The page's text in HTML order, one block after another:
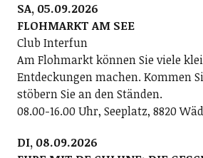
SA, 05.09.2026
FLOHMARKT AM SEE
Club Interfun
Am Flohmarkt können Sie viele
Entdeckungen machen. Kommen
stöbern Sie an den Ständen.
08.00-16.00 Uhr, Seeplatz, 8820
DI, 08.09.2026